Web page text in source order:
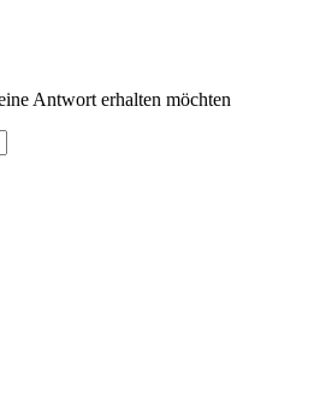
Antwort erhalten möchten